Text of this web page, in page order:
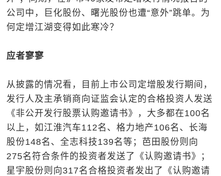
公司中，巨化股份、曙光股份也遭“意外”跳单。为
何定增江湖变得如此寒冷？
应者寥寥
从披露的情况看，目前上市公司定增股发行期间，
发行人及主承销商向证监会认定的合格投资人发送
《非公开发行股票认购邀请书》，大多都在100名
以上，如江淮汽车112名、格力地产106名、长海
股份148名、全志科技139名等；芭田股份则向
275名符合条件的投资者发送了《认购邀请书》；
星宇股份则向317名合格投资者发出了《认购邀请